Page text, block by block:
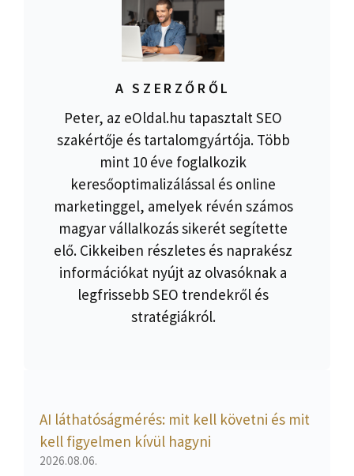
A SZERZŐRŐL
Peter, az eOldal.hu tapasztalt SEO
szakértője és tartalomgyártója. Több
mint 10 éve foglalkozik
keresőoptimalizálással és online
marketinggel, amelyek révén számos
magyar vállalkozás sikerét segítette
elő. Cikkeiben részletes és naprakész
információkat nyújt az olvasóknak a
legfrissebb SEO trendekről és
stratégiákról.
AI láthatóságmérés: mit kell követni és mit
kell figyelmen kívül hagyni
2026.08.06.